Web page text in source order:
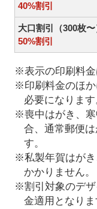
40%割引
大口割引（300枚〜
50%割引
※表示の印刷料金
※印刷料金のほか
必要になります
※喪中はがき、
合、通常郵便
す。
※私製年賀はがき
かかりません。
※割引対象のデ
金適用となり